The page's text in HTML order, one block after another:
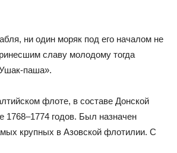
ни один моряк под его началом не
славу молодому тогда
паша».
флоте, в составе Донской
1768–1774 годов. Был назначен
крупных в Азовской флотилии. С